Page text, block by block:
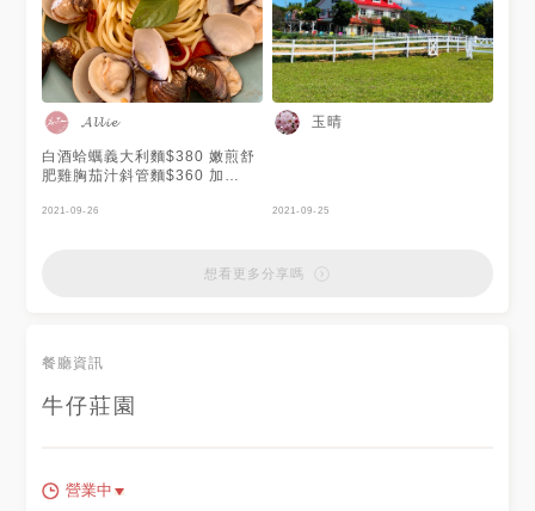
𝓐𝓵𝓵𝓲𝓮
白酒蛤蠣義大利麵$380 嫩煎舒
肥雞胸茄汁斜管麵$360 加
湯、飲料｜咖啡、紅茶、綠茶、
2021-09-26
玉晴
2021-09-25
想看更多分享嗎
餐廳資訊
牛仔莊園
營業中